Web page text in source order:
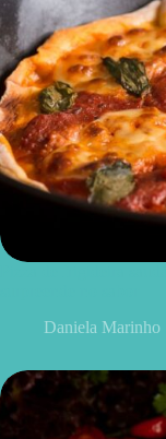
Daniela Marinho